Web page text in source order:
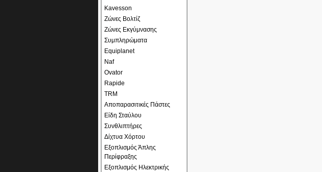
Kavesson
Ζώνες Βολτίζ
Ζώνες Εκγύμνασης
Συμπληρώματα
Equiplanet
Naf
Ovator
Rapide
TRM
Αποπαρασιτικές Πάστες
Είδη Σταύλου
Συνθλιπτήρες
Δίχτυα Χόρτου
Εξοπλισμός Άπλης
Περίφραξης
Εξοπλισμός Ηλεκτρικής